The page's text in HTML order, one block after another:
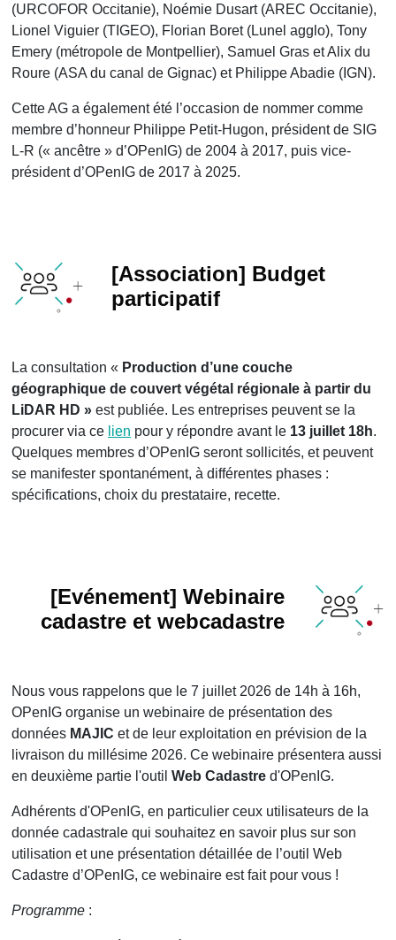
(URCOFOR Occitanie), Noémie Dusart (AREC Occitanie),
Lionel Viguier (TIGEO), Florian Boret (Lunel agglo), Tony
Emery (métropole de Montpellier), Samuel Gras et Alix du
Roure (ASA du canal de Gignac) et Philippe Abadie (IGN).
Cette AG a également été l’occasion de nommer comme
membre d’honneur Philippe Petit-Hugon, président de SIG
L-R (« ancêtre » d’OPenIG) de 2004 à 2017, puis vice-
président d’OPenIG de 2017 à 2025.
[Association] Budget
participatif
La consultation « Production d’une couche
géographique de couvert végétal régionale à partir du
LiDAR HD » est publiée. Les entreprises peuvent se la
procurer via ce lien pour y répondre avant le 13 juillet 18h.
Quelques membres d’OPenIG seront sollicités, et peuvent
se manifester spontanément, à différentes phases :
spécifications, choix du prestataire, recette.
[Evénement] Webinaire
cadastre et webcadastre
Nous vous rappelons que le 7 juillet 2026 de 14h à 16h,
OPenIG organise un webinaire de présentation des
données MAJIC et de leur exploitation en prévision de la
livraison du millésime 2026. Ce webinaire présentera aussi
en deuxième partie l'outil Web Cadastre d'OPenIG.
Adhérents d'OPenIG, en particulier ceux utilisateurs de la
donnée cadastrale qui souhaitez en savoir plus sur son
utilisation et une présentation détaillée de l’outil Web
Cadastre d’OPenIG, ce webinaire est fait pour vous !
Programme :